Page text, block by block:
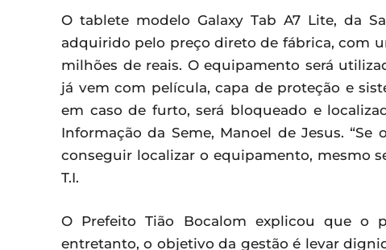
O tablete modelo Galaxy Tab A7 Lite, da
adquirido pelo preço direto de fábrica, com
milhões de reais. O equipamento será
já vem com película, capa de proteção e
em caso de furto, será bloqueado e
Informação da Seme, Manoel de Jesus.
conseguir localizar o equipamento, mesmo
T.I.
O Prefeito Tião Bocalom explicou que o
entretanto, o objetivo da gestão é levar